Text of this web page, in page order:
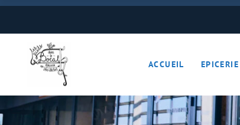
ACCUEIL
Boulangerie
Conserves